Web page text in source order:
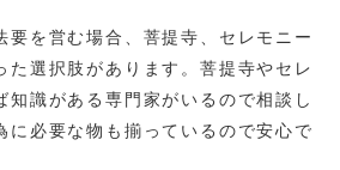
要を営む場合、菩提寺、セレモニー
た選択肢があります。菩提寺やセレ
知識がある専門家がいるので相談し
に必要な物も揃っているので安心で